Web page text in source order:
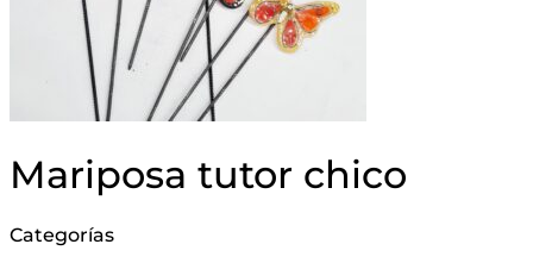
Mariposa tutor chico
Categorías